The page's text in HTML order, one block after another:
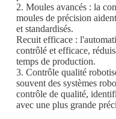
2. Moules avancés : la
moules de précision
et standardisés.
Recuit efficace :
contrôlé et efficace,
temps de production.
3. Contrôle qualité
souvent des systèmes
contrôle de qualité,
avec une plus grande